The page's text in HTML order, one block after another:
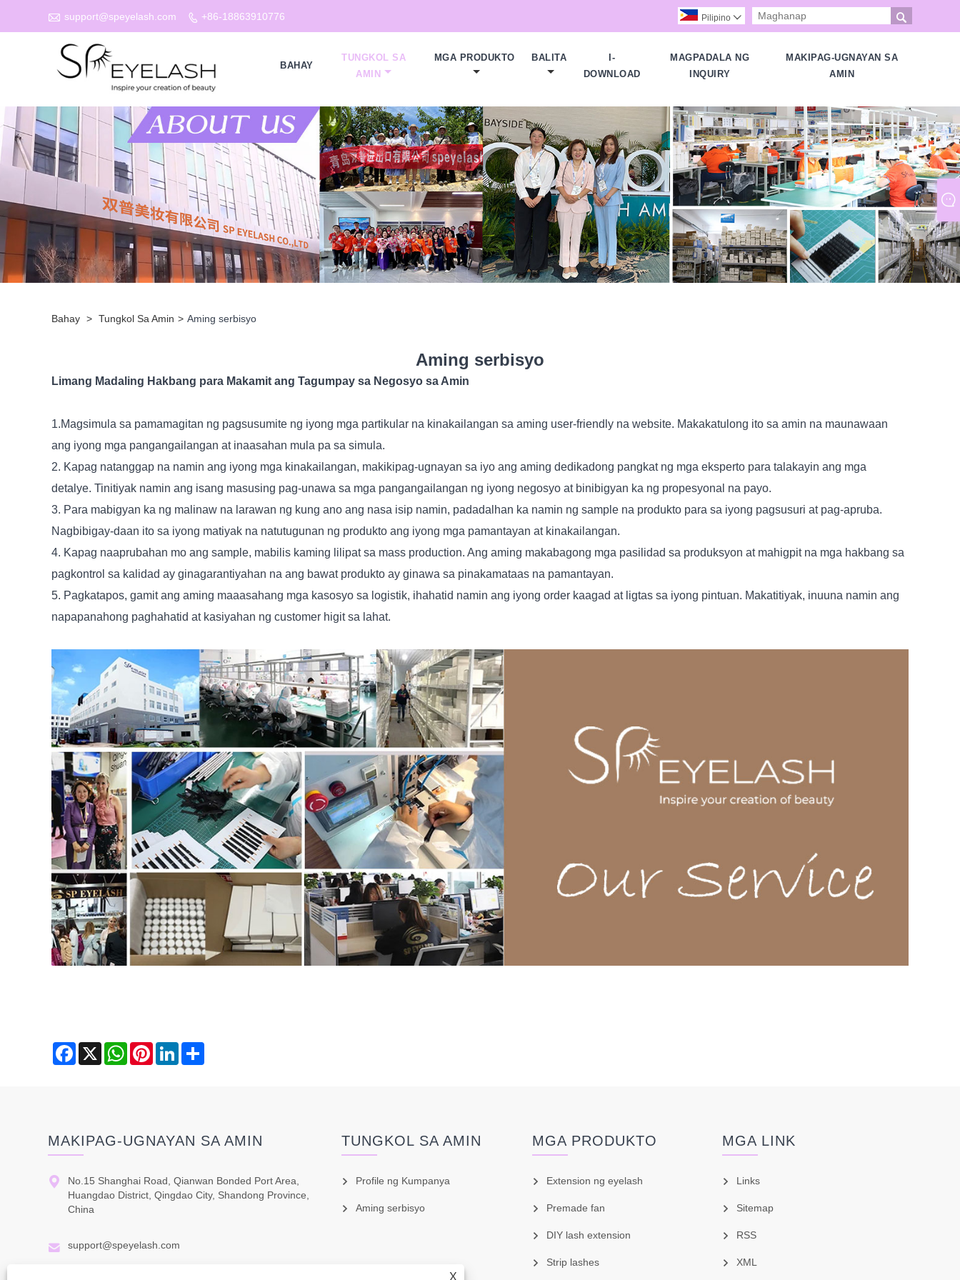
 support@speyelash.com  +86-18863910776 
Pilipino 
BAHAY
TUNGKOL SA
AMIN
MGA PRODUKTO BALITA
I-
DOWNLOAD
MAGPADALA NG
INQUIRY
MAKIPAG-UGNAYAN SA
AMIN
Bahay > Tungkol Sa Amin > Aming serbisyo
Aming serbisyo
Limang Madaling Hakbang para Makamit ang Tagumpay sa Negosyo sa Amin
1.Magsimula sa pamamagitan ng pagsusumite ng iyong mga partikular na kinakailangan sa aming user-friendly na website. Makakatulong ito sa amin na maunawaan
ang iyong mga pangangailangan at inaasahan mula pa sa simula.
2. Kapag natanggap na namin ang iyong mga kinakailangan, makikipag-ugnayan sa iyo ang aming dedikadong pangkat ng mga eksperto para talakayin ang mga
detalye. Tinitiyak namin ang isang masusing pag-unawa sa mga pangangailangan ng iyong negosyo at binibigyan ka ng propesyonal na payo.
3. Para mabigyan ka ng malinaw na larawan ng kung ano ang nasa isip namin, padadalhan ka namin ng sample na produkto para sa iyong pagsusuri at pag-apruba.
Nagbibigay-daan ito sa iyong matiyak na natutugunan ng produkto ang iyong mga pamantayan at kinakailangan.
4. Kapag naaprubahan mo ang sample, mabilis kaming lilipat sa mass production. Ang aming makabagong mga pasilidad sa produksyon at mahigpit na mga hakbang sa
pagkontrol sa kalidad ay ginagarantiyahan na ang bawat produkto ay ginawa sa pinakamataas na pamantayan.
5. Pagkatapos, gamit ang aming maaasahang mga kasosyo sa logistik, ihahatid namin ang iyong order kaagad at ligtas sa iyong pintuan. Makatitiyak, inuuna namin ang
napapanahong paghahatid at kasiyahan ng customer higit sa lahat.
Facebook
X WhatsAppPinterestLinkedIn
X
MAKIPAG-UGNAYAN SA AMIN

No.15 Shanghai Road, Qianwan Bonded Port Area,
Huangdao District, Qingdao City, Shandong Province,
China
 support@speyelash.com
TUNGKOL SA AMIN
Profile ng Kumpanya
Aming serbisyo
MGA PRODUKTO
Extension ng eyelash
Premade fan
DIY lash extension
Strip lashes
MGA LINK
Links
Sitemap
RSS
XML